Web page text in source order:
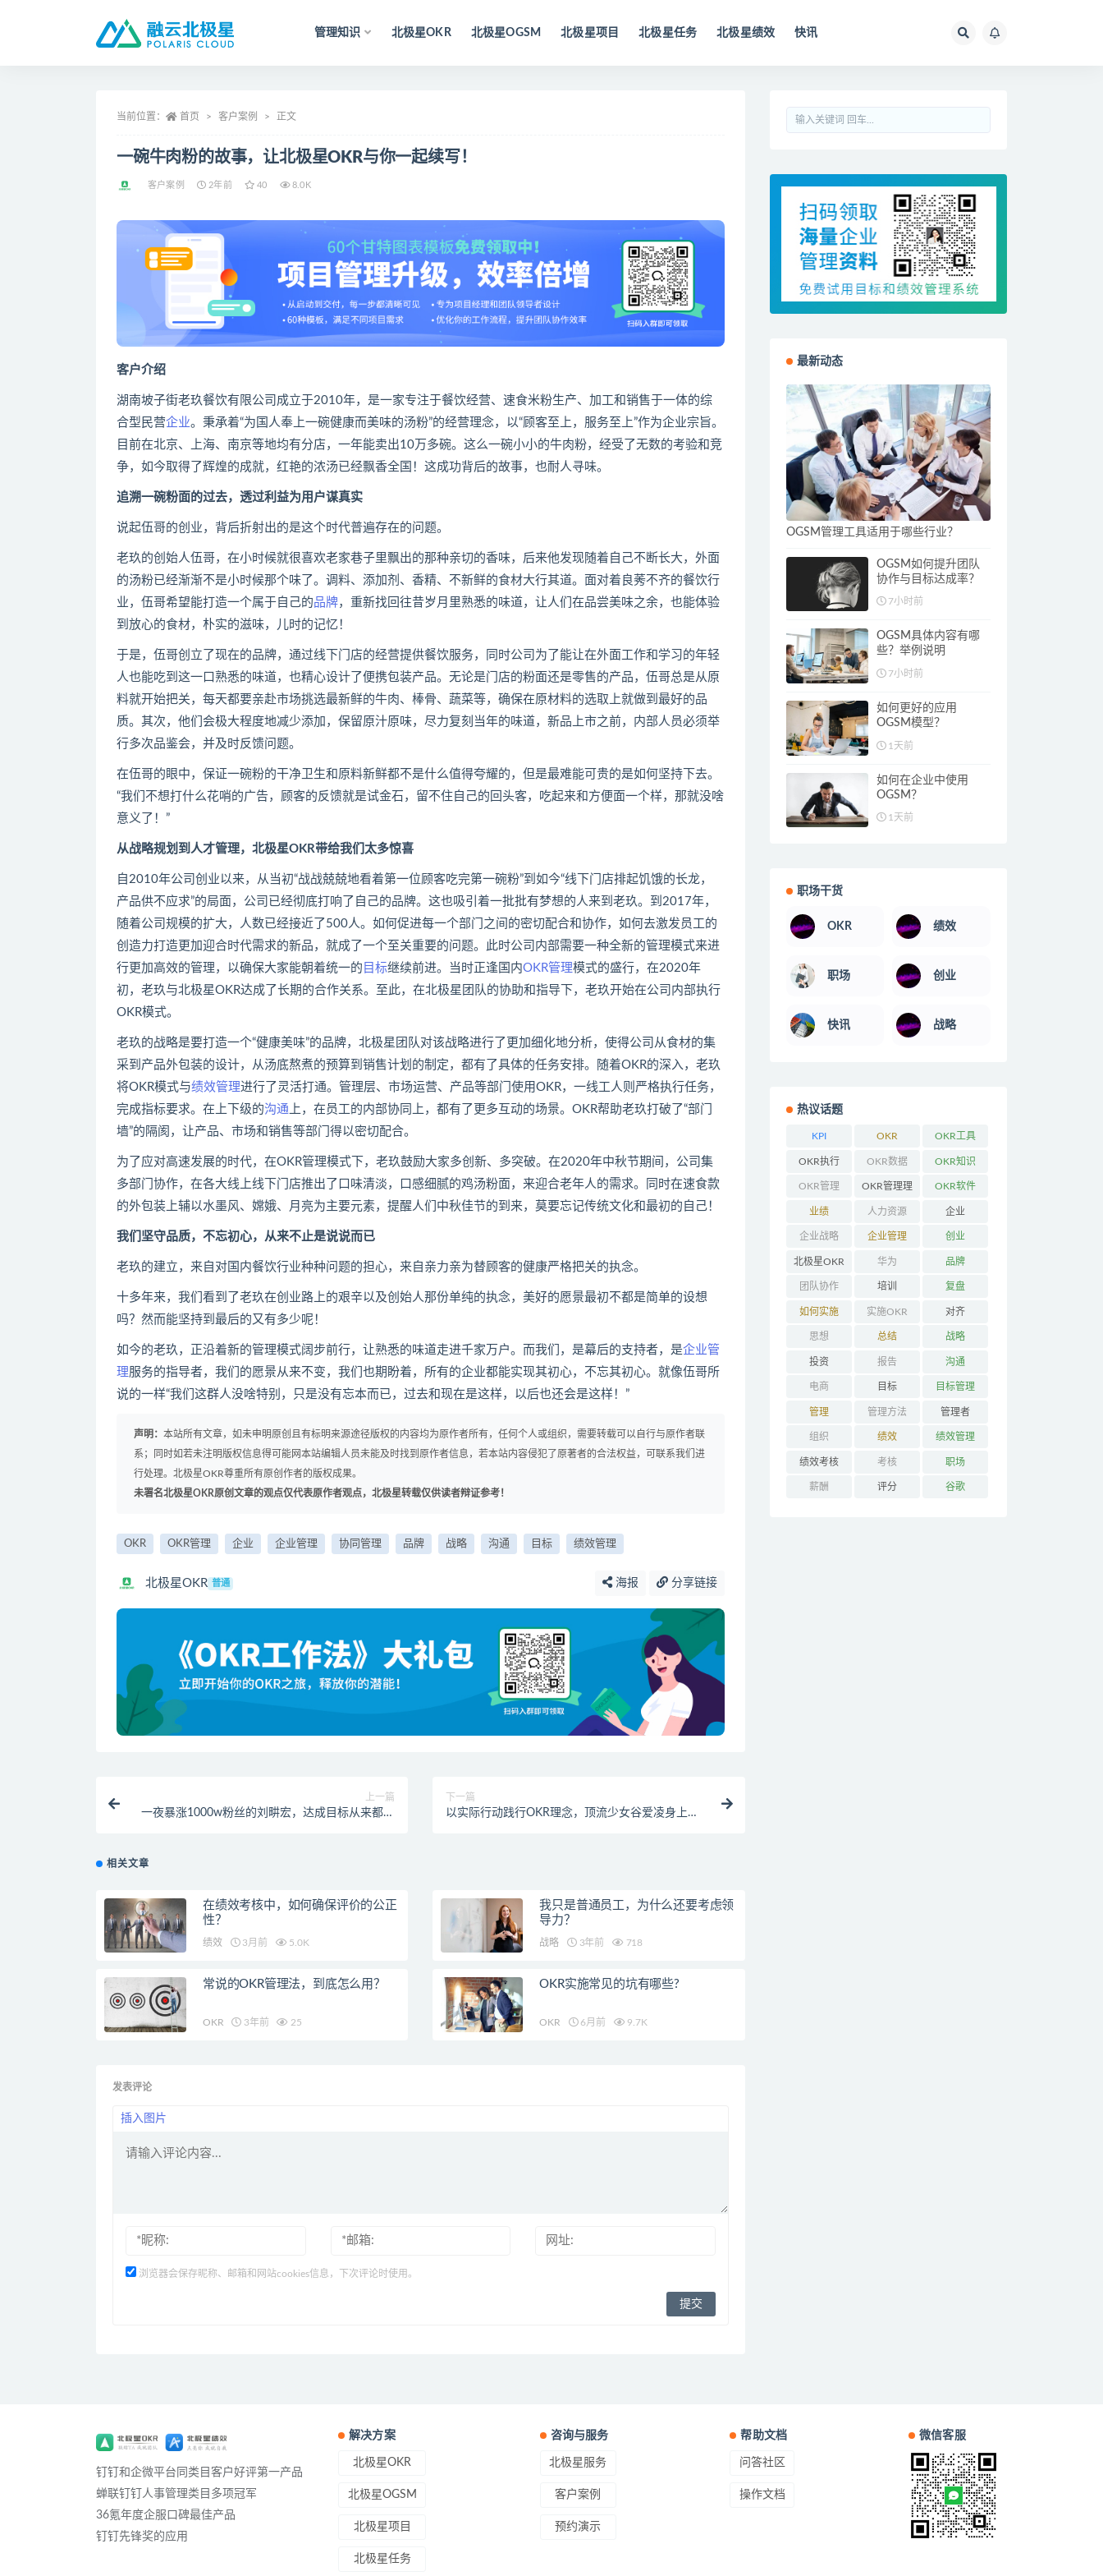
管理知识 北极星OKR 北极星OGSM 北极星项目 北极星任务 北极星绩效 快讯
当前位置： 首页 客户案例 正文
一碗牛肉粉的故事，让北极星OKR与你一起续写！
客户案例 2年前 40 8.0K
客户介绍
湖南坡子街老玖餐饮有限公司成立于2010年，是一家专注于餐饮经营、速食米粉生产、加工和销售于一体的综
合型民营企业。秉承着“为国人奉上一碗健康而美味的汤粉”的经营理念，以“顾客至上，服务至上”作为企业宗旨。
目前在北京、上海、南京等地均有分店，一年能卖出10万多碗。这么一碗小小的牛肉粉，经受了无数的考验和竞
争，如今取得了辉煌的成就，红艳的浓汤已经飘香全国！这成功背后的故事，也耐人寻味。
追溯一碗粉面的过去，透过利益为用户谋真实
说起伍哥的创业，背后折射出的是这个时代普遍存在的问题。
老玖的创始人伍哥，在小时候就很喜欢老家巷子里飘出的那种亲切的香味，后来他发现随着自己不断长大，外面
的汤粉已经渐渐不是小时候那个味了。调料、添加剂、香精、不新鲜的食材大行其道。面对着良莠不齐的餐饮行
业，伍哥希望能打造一个属于自己的品牌，重新找回往昔岁月里熟悉的味道，让人们在品尝美味之余，也能体验
到放心的食材，朴实的滋味，儿时的记忆！
于是，伍哥创立了现在的品牌，通过线下门店的经营提供餐饮服务，同时公司为了能让在外面工作和学习的年轻
人也能吃到这一口熟悉的味道，也精心设计了便携包装产品。无论是门店的粉面还是零售的产品，伍哥总是从原
料就开始把关，每天都要亲赴市场挑选最新鲜的牛肉、棒骨、蔬菜等，确保在原材料的选取上就做到最好的品
质。其次，他们会极大程度地减少添加，保留原汁原味，尽力复刻当年的味道，新品上市之前，内部人员必须举
行多次品鉴会，并及时反馈问题。
在伍哥的眼中，保证一碗粉的干净卫生和原料新鲜都不是什么值得夸耀的，但是最难能可贵的是如何坚持下去。
“我们不想打什么花哨的广告，顾客的反馈就是试金石，留不住自己的回头客，吃起来和方便面一个样，那就没啥
意义了！”
从战略规划到人才管理，北极星OKR带给我们太多惊喜
自2010年公司创业以来，从当初“战战兢兢地看着第一位顾客吃完第一碗粉”到如今“线下门店排起饥饿的长龙，
产品供不应求”的局面，公司已经彻底打响了自己的品牌。这也吸引着一批批有梦想的人来到老玖。到2017年，
随着公司规模的扩大，人数已经接近了500人。如何促进每一个部门之间的密切配合和协作，如何去激发员工的
创造力打造更加迎合时代需求的新品，就成了一个至关重要的问题。此时公司内部需要一种全新的管理模式来进
行更加高效的管理，以确保大家能朝着统一的 目标继续前进。当时正逢国内OKR管理模式的盛行，在2020年
初，老玖与北极星OKR达成了长期的合作关系。至此，在北极星团队的协助和指导下，老玖开始在公司内部执行
OKR模式。
老玖的战略是要打造一个“健康美味”的品牌，北极星团队对该战略进行了更加细化地分析，使得公司从食材的集
采到产品外包装的设计，从汤底熬煮的预算到销售计划的制定，都有了具体的任务安排。随着OKR的深入，老玖
将OKR模式与绩效管理进行了灵活打通。管理层、市场运营、产品等部门使用OKR，一线工人则严格执行任务，
完成指标要求。在上下级的沟通 上，在员工的内部协同上，都有了更多互动的场景。OKR帮助老玖打破了“部门
墙”的隔阂，让产品、市场和销售等部门得以密切配合。
为了应对高速发展的时代，在OKR管理模式下，老玖鼓励大家多创新、多突破。在2020年中秋节期间，公司集
多部门协作，在各大线上线下门店推出了口味清淡，口感细腻的鸡汤粉面，来迎合老年人的需求。同时在速食款
的外包装上辅以水墨风、嫦娥、月亮为主要元素，提醒人们中秋佳节的到来，莫要忘记传统文化和最初的自己！
我们坚守品质，不忘初心，从来不止是说说而已
老玖的建立，来自对国内餐饮行业种种问题的担心，来自亲力亲为替顾客的健康严格把关的执念。
十多年来，我们看到了老玖在创业路上的艰辛以及创始人那份单纯的执念，美好的愿景最初不都是简单的设想
吗？然而能坚持到最后的又有多少呢！
如今的老玖，正沿着新的管理模式阔步前行，让熟悉的味道走进千家万户。而我们，是幕后的支持者，是企业管
理服务的指导者，我们的愿景从来不变，我们也期盼着，所有的企业都能实现其初心，不忘其初心。就像伍哥所
说的一样“我们这群人没啥特别，只是没有忘本而已，过去和现在是这样，以后也还会是这样！”
声明： 本站所有文章，如未申明原创且有标明来源途径版权的内容均为原作者所有，任何个人或组织，需要转载可以自行与原作者联
系；同时如若未注明版权信息得可能网本站编辑人员未能及时找到原作者信息，若本站内容侵犯了原著者的合法权益，可联系我们进
行处理。北极星OKR尊重所有原创作者的版权成果。
未署名北极星OKR原创文章的观点仅代表原作者观点，北极星转载仅供读者辩证参考！
OKR OKR管理 企业 企业管理 协同管理 品牌 战略 沟通 目标 绩效管理
北极星OKR 普通 海报 分享链接
上一篇
一夜暴涨1000w粉丝的刘畊宏，达成目标从来都不
下一篇
以实际行动践行OKR理念，顶流少女谷爱凌身上究
相关文章
在绩效考核中，如何确保评价的公正
性？
绩效 3月前 5.0K
我只是普通员工，为什么还要考虑领
导力？
战略 3年前 718
常说的OKR管理法，到底怎么用？
OKR 3年前 25
OKR实施常见的坑有哪些?
OKR 6月前 9.7K
发表评论
插入图片
浏览器会保存昵称、邮箱和网站cookies信息，下次评论时使用。
最新动态
OGSM管理工具适用于哪些行业？
OGSM如何提升团队
协作与目标达成率？
7小时前
OGSM具体内容有哪
些？举例说明
7小时前
如何更好的应用
OGSM模型？
1天前
如何在企业中使用
OGSM？
1天前
职场干货
OKR 绩效
职场 创业
快讯 战略
热议话题
KPI OKR OKR工具
OKR执行 OKR数据 OKR知识
OKR管理 OKR管理理
念
OKR软件
业绩 人力资源 企业
企业战略 企业管理 创业
北极星OKR 华为 品牌
团队协作 培训 复盘
如何实施
OKR
实施OKR 对齐
思想 总结 战略
投资 报告 沟通
电商 目标 目标管理
管理 管理方法 管理者
组织 绩效 绩效管理
绩效考核 考核 职场
薪酬 评分 谷歌
钉钉和企微平台同类目客户好评第一产品
蝉联钉钉人事管理类目多项冠军
36氪年度企服口碑最佳产品
钉钉先锋奖的应用
解决方案
北极星OKR
北极星OGSM
北极星项目
北极星任务
咨询与服务
北极星服务
客户案例
预约演示
帮助文档
问答社区
操作文档
微信客服